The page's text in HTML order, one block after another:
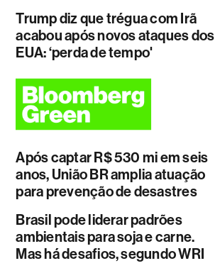
Trump diz que trégua com Irã
acabou após novos ataques dos
EUA: ‘perda de tempo'
Após captar R$ 530 mi em seis
anos, União BR amplia atuação
para prevenção de desastres
Brasil pode liderar padrões
ambientais para soja e carne.
Mas há desafios, segundo WRI